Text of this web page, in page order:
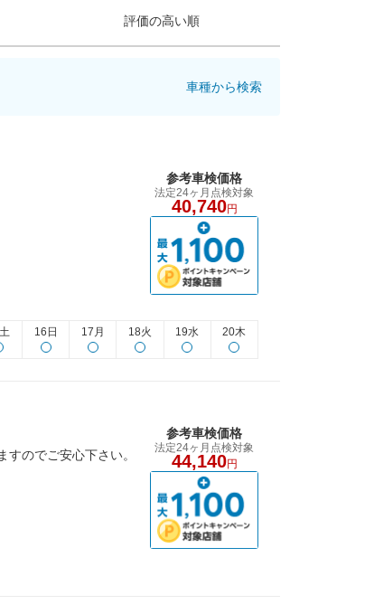
評価の高い順
車種から検索
参考車検価格
法定24ヶ月点検対象
40,740円
16日 17月 18火 19水 20木
のでご安心下さい。
参考車検価格
法定24ヶ月点検対象
44,140円